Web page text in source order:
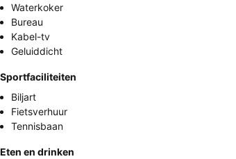
Waterkoker
Bureau
Kabel-tv
Geluiddicht
Sportfaciliteiten
Biljart
Fietsverhuur
Tennisbaan
Eten en drinken